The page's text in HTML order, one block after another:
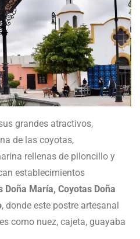
grandes atractivos,
de las coyotas,
rellenas de piloncillo y
establecimientos
Doña María, Coyotas Doña
, donde este postre artesanal
como nuez, cajeta, guayaba